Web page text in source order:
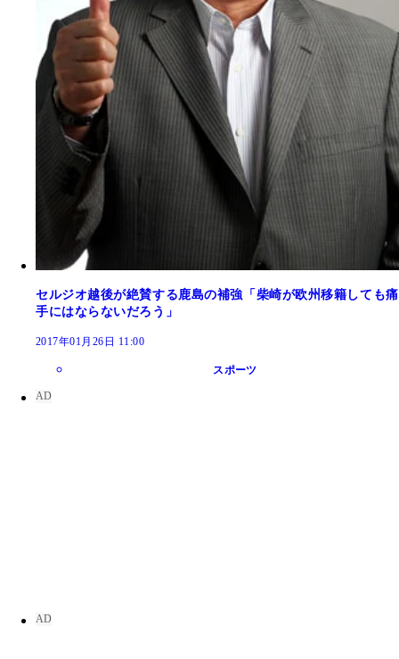
セルジオ越後が絶賛する鹿島の補強「柴崎が欧州移籍しても痛
手にはならないだろう」
2017年01月26日 11:00
スポーツ